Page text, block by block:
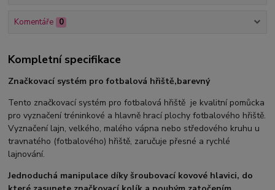
Komentáře 0
Kompletní specifikace
Značkovací systém pro fotbalová hřiště,barevný
Tento značkovací systém pro fotbalová hřiště je kvalitní pomůcka
pro vyznačení tréninkové a hlavně hrací plochy fotbalového hřiště.
Vyznačení lajn, velkého, malého vápna nebo středového kruhu u
travnatého (fotbalového) hřiště, zaručuje přesné a rychlé
lajnování.
Jednoduchá manipulace díky šroubovací kovové hlavici, do